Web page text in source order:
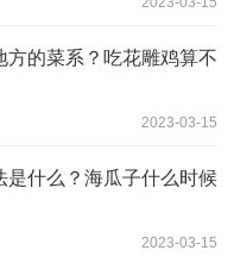
方的菜系？吃花雕鸡算不
2023-03-15
是什么？海瓜子什么时候
2023-03-15